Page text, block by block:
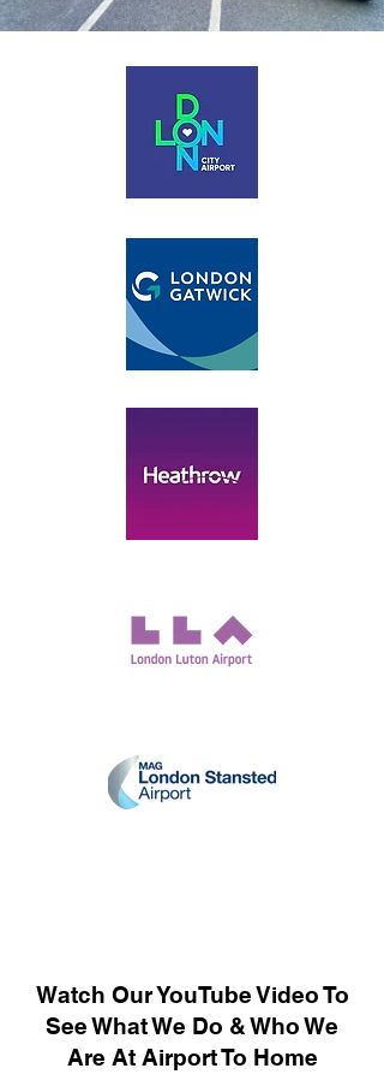
Watch Our YouTube Video To
See What We Do & Who We
Are At Airport To Home